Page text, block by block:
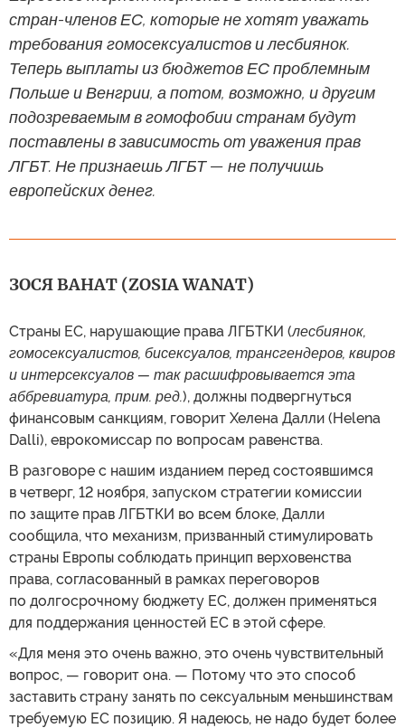
стран-членов ЕС, которые не хотят уважать
требования гомосексуалистов и лесбиянок.
Теперь выплаты из бюджетов ЕС проблемным
Польше и Венгрии, а потом, возможно, и другим
подозреваемым в гомофобии странам будут
поставлены в зависимость от уважения прав
ЛГБТ. Не признаешь ЛГБТ — не получишь
европейских денег.
ЗОСЯ ВАНАТ (ZOSIA WANAT)
Страны ЕС, нарушающие права ЛГБТКИ (лесбиянок,
гомосексуалистов, бисексуалов, трансгендеров, квиров
и интерсексуалов — так расшифровывается эта
аббревиатура, прим. ред.), должны подвергнуться
финансовым санкциям, говорит Хелена Далли (Helena
Dalli), еврокомиссар по вопросам равенства.
В разговоре с нашим изданием перед состоявшимся
в четверг, 12 ноября, запуском стратегии комиссии
по защите прав ЛГБТКИ во всем блоке, Далли
сообщила, что механизм, призванный стимулировать
страны Европы соблюдать принцип верховенства
права, согласованный в рамках переговоров
по долгосрочному бюджету ЕС, должен применяться
для поддержания ценностей ЕС в этой сфере.
«Для меня это очень важно, это очень чувствительный
вопрос, — говорит она. — Потому что это способ
заставить страну занять по сексуальным меньшинствам
требуемую ЕС позицию. Я надеюсь, не надо будет более